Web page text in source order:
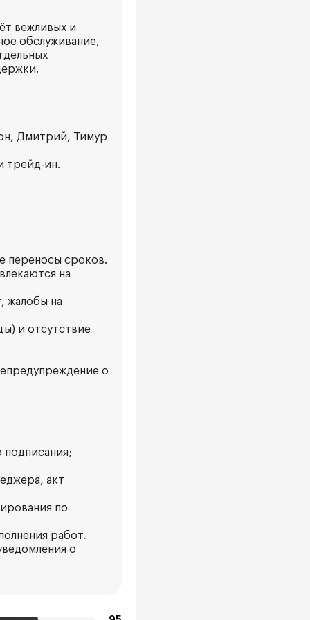
вежливых и
обслуживание,
Дмитрий, Тимур
трейд‑ин.
переносы сроков.
на
жалобы на
и отсутствие
о
подписания;
акт
по
работ.
о